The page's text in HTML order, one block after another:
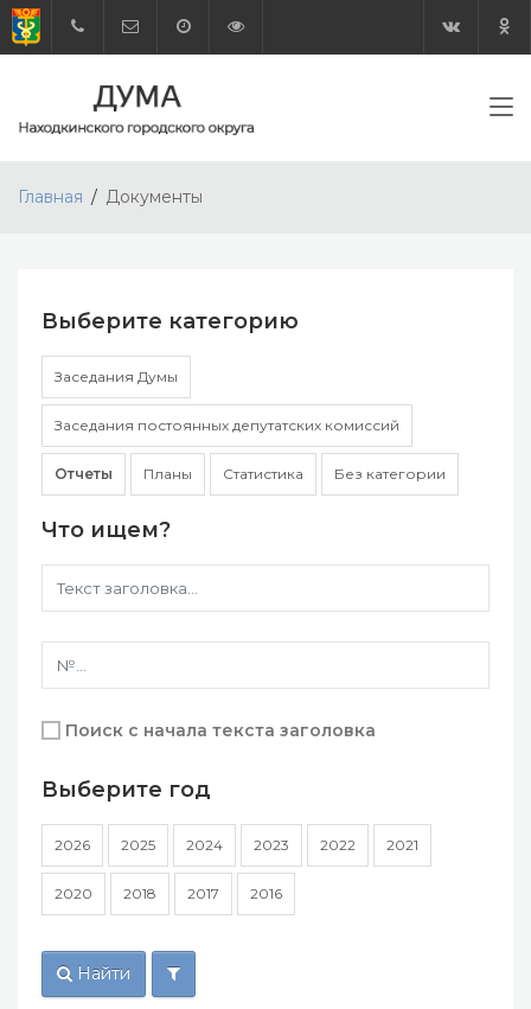
Главная Документы
Выберите категорию
Заседания Думы
Заседания постоянных депутатских комиссий
Отчеты Планы Статистика Без категории
Что ищем?
Поиск с начала текста заголовка
Выберите год
2026 2025 2024 2023 2022 2021
2020 2018 2017 2016
Найти